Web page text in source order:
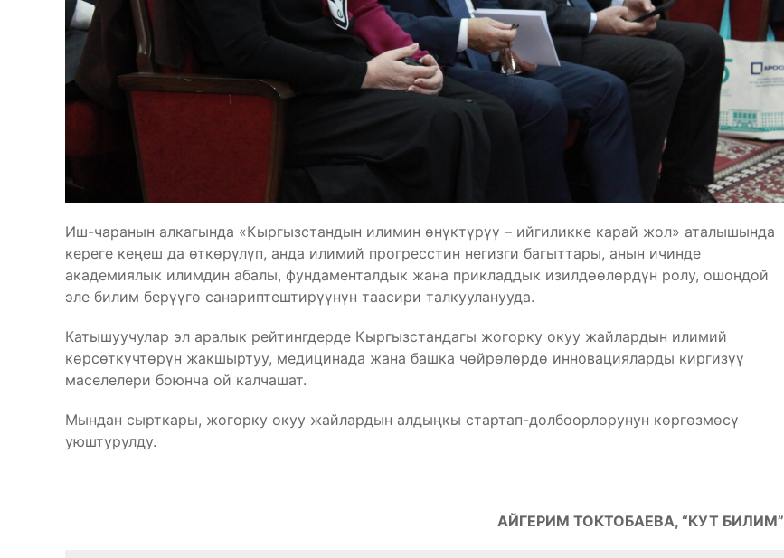
Иш-чаранын алкагында «Кыргызстандын илимин өнүктүрүү – ийгиликке карай жол» аталышында
кереге кеңеш да өткөрүлүп, анда илимий прогресстин негизги багыттары, анын ичинде
академиялык илимдин абалы, фундаменталдык жана прикладдык изилдөөлөрдүн ролу, ошондой
эле билим берүүгө санариптештирүүнүн таасири талкууланууда.
Катышуучулар эл аралык рейтингдерде Кыргызстандагы жогорку окуу жайлардын илимий
көрсөткүчтөрүн жакшыртуу, медицинада жана башка чөйрөлөрдө инновацияларды киргизүү
маселелери боюнча ой калчашат.
Мындан сырткары, жогорку окуу жайлардын алдыңкы стартап-долбоорлорунун көргөзмөсү
уюштурулду.
АЙГЕРИМ ТОКТОБАЕВА, “КУТ БИЛИМ”